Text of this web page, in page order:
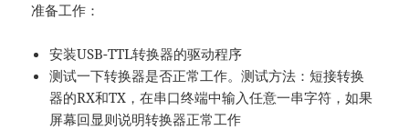
准备工作：
安装USB-TTL转换器的驱动程序
测试一下转换器是否正常工作。测试方法：短接转换
器的RX和TX，在串口终端中输入任意一串字符，如果
屏幕回显则说明转换器正常工作